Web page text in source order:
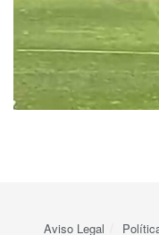
Aviso Legal